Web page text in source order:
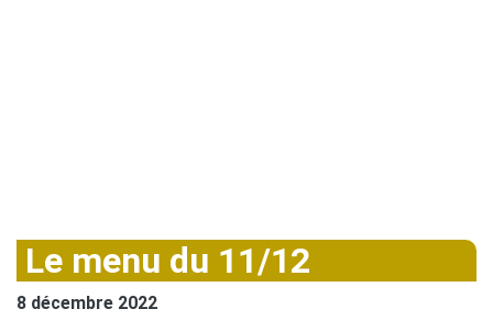
Le menu du 11/12
8 décembre 2022